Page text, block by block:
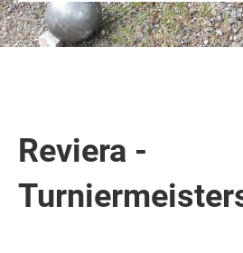
Reviera -